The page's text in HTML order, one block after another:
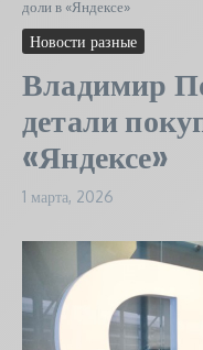
доли в «Яндексе»
Новости разные
Владимир
детали
«Яндексе»
1 марта, 2026